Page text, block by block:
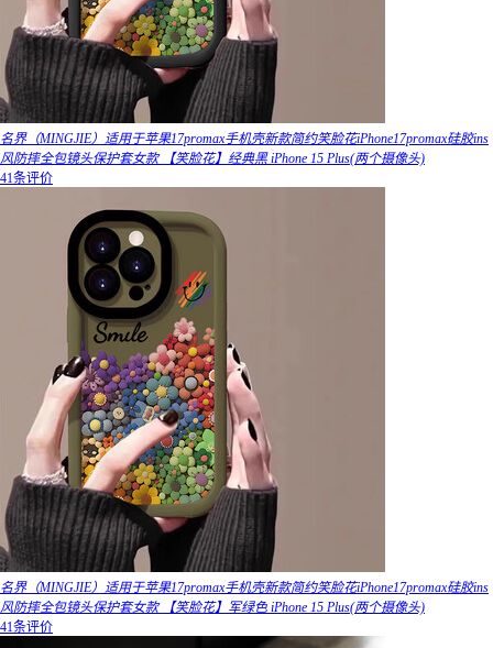
名界（MINGJIE）适用于苹果17promax手机壳新款简约笑脸花iPhone17promax硅胶ins
风防摔全包镜头保护套女款 【笑脸花】经典黑 iPhone 15 Plus(两个摄像头)
41条评价
名界（MINGJIE）适用于苹果17promax手机壳新款简约笑脸花iPhone17promax硅胶ins
风防摔全包镜头保护套女款 【笑脸花】军绿色 iPhone 15 Plus(两个摄像头)
41条评价